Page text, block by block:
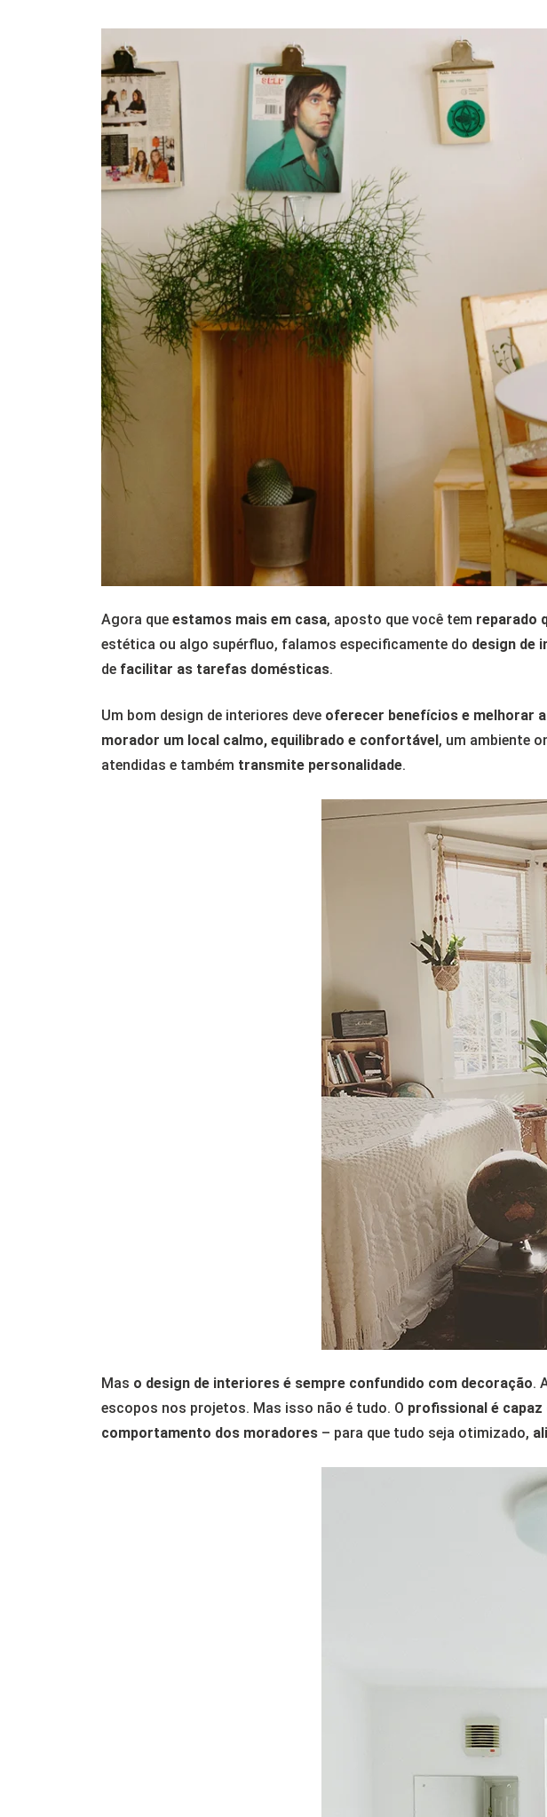
Agora que estamos mais em casa, aposto que você tem reparado
estética ou algo supérfluo, falamos especificamente do design de
de facilitar as tarefas domésticas.
Um bom design de interiores deve oferecer benefícios e melhorar
morador um local calmo, equilibrado e confortável, um ambiente
atendidas e também transmite personalidade.
Mas o design de interiores é sempre confundido com decoração.
escopos nos projetos. Mas isso não é tudo. O profissional é
comportamento dos moradores – para que tudo seja otimizado,